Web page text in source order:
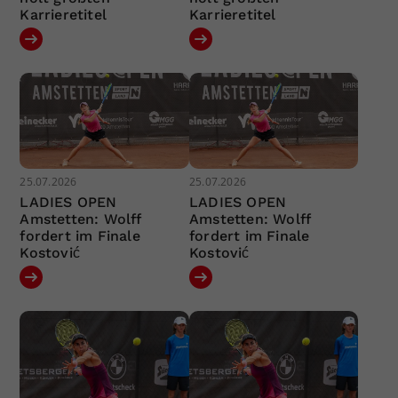
Karrieretitel
Karrieretitel
25.07.2026
LADIES OPEN
Amstetten: Wolff
fordert im Finale
Kostović
25.07.2026
LADIES OPEN
Amstetten: Wolff
fordert im Finale
Kostović